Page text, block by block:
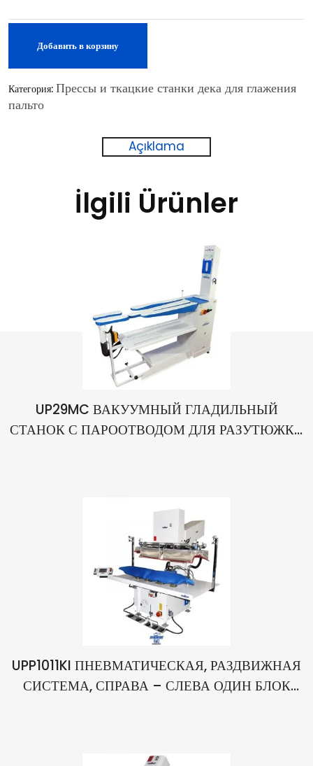
Добавить в корзину
Категория: Прессы и ткацкие станки дека для глажения
пальто
Açıklama
İlgili Ürünler
UP29MC ВАКУУМНЫЙ ГЛАДИЛЬНЫЙ
СТАНОК С ПАРООТВОДОМ ДЛЯ РАЗУТЮЖКИ
UPP1011KI ПНЕВМАТИЧЕСКАЯ, РАЗДВИЖНАЯ
СИСТЕМА, СПРАВА – СЛЕВА ОДИН БЛОК